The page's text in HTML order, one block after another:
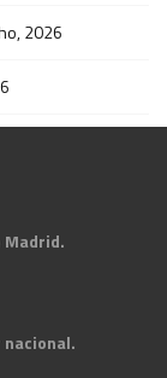
2026
Madrid.
nacional.